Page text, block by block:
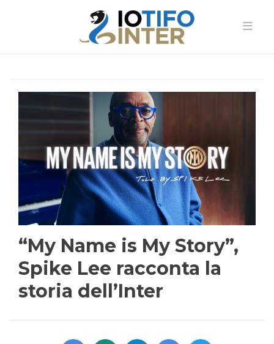
“My Name is My Story”,
Spike Lee racconta la
storia dell’Inter